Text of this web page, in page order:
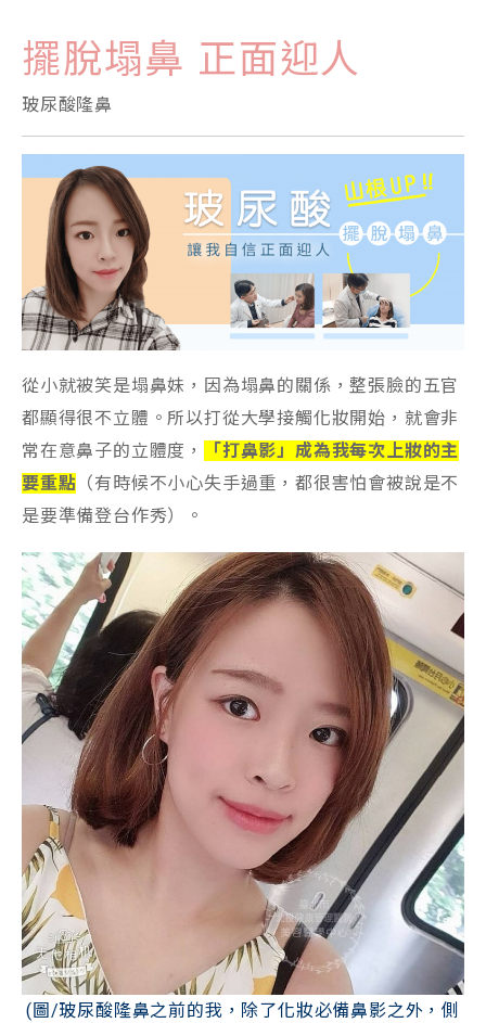
擺脫塌鼻 正面迎人
玻尿酸隆鼻
從小就被笑是塌鼻妹，因為塌鼻的關係，整張臉的五官
都顯得很不立體。所以打從大學接觸化妝開始，就會非
常在意鼻子的立體度，
「打鼻影」成為我每次上妝的主
要重點 （有時候不小心失手過重，都很害怕會被說是不
是要準備登台作秀）。
(圖/玻尿酸隆鼻之前的我，除了化妝必備鼻影之外，側